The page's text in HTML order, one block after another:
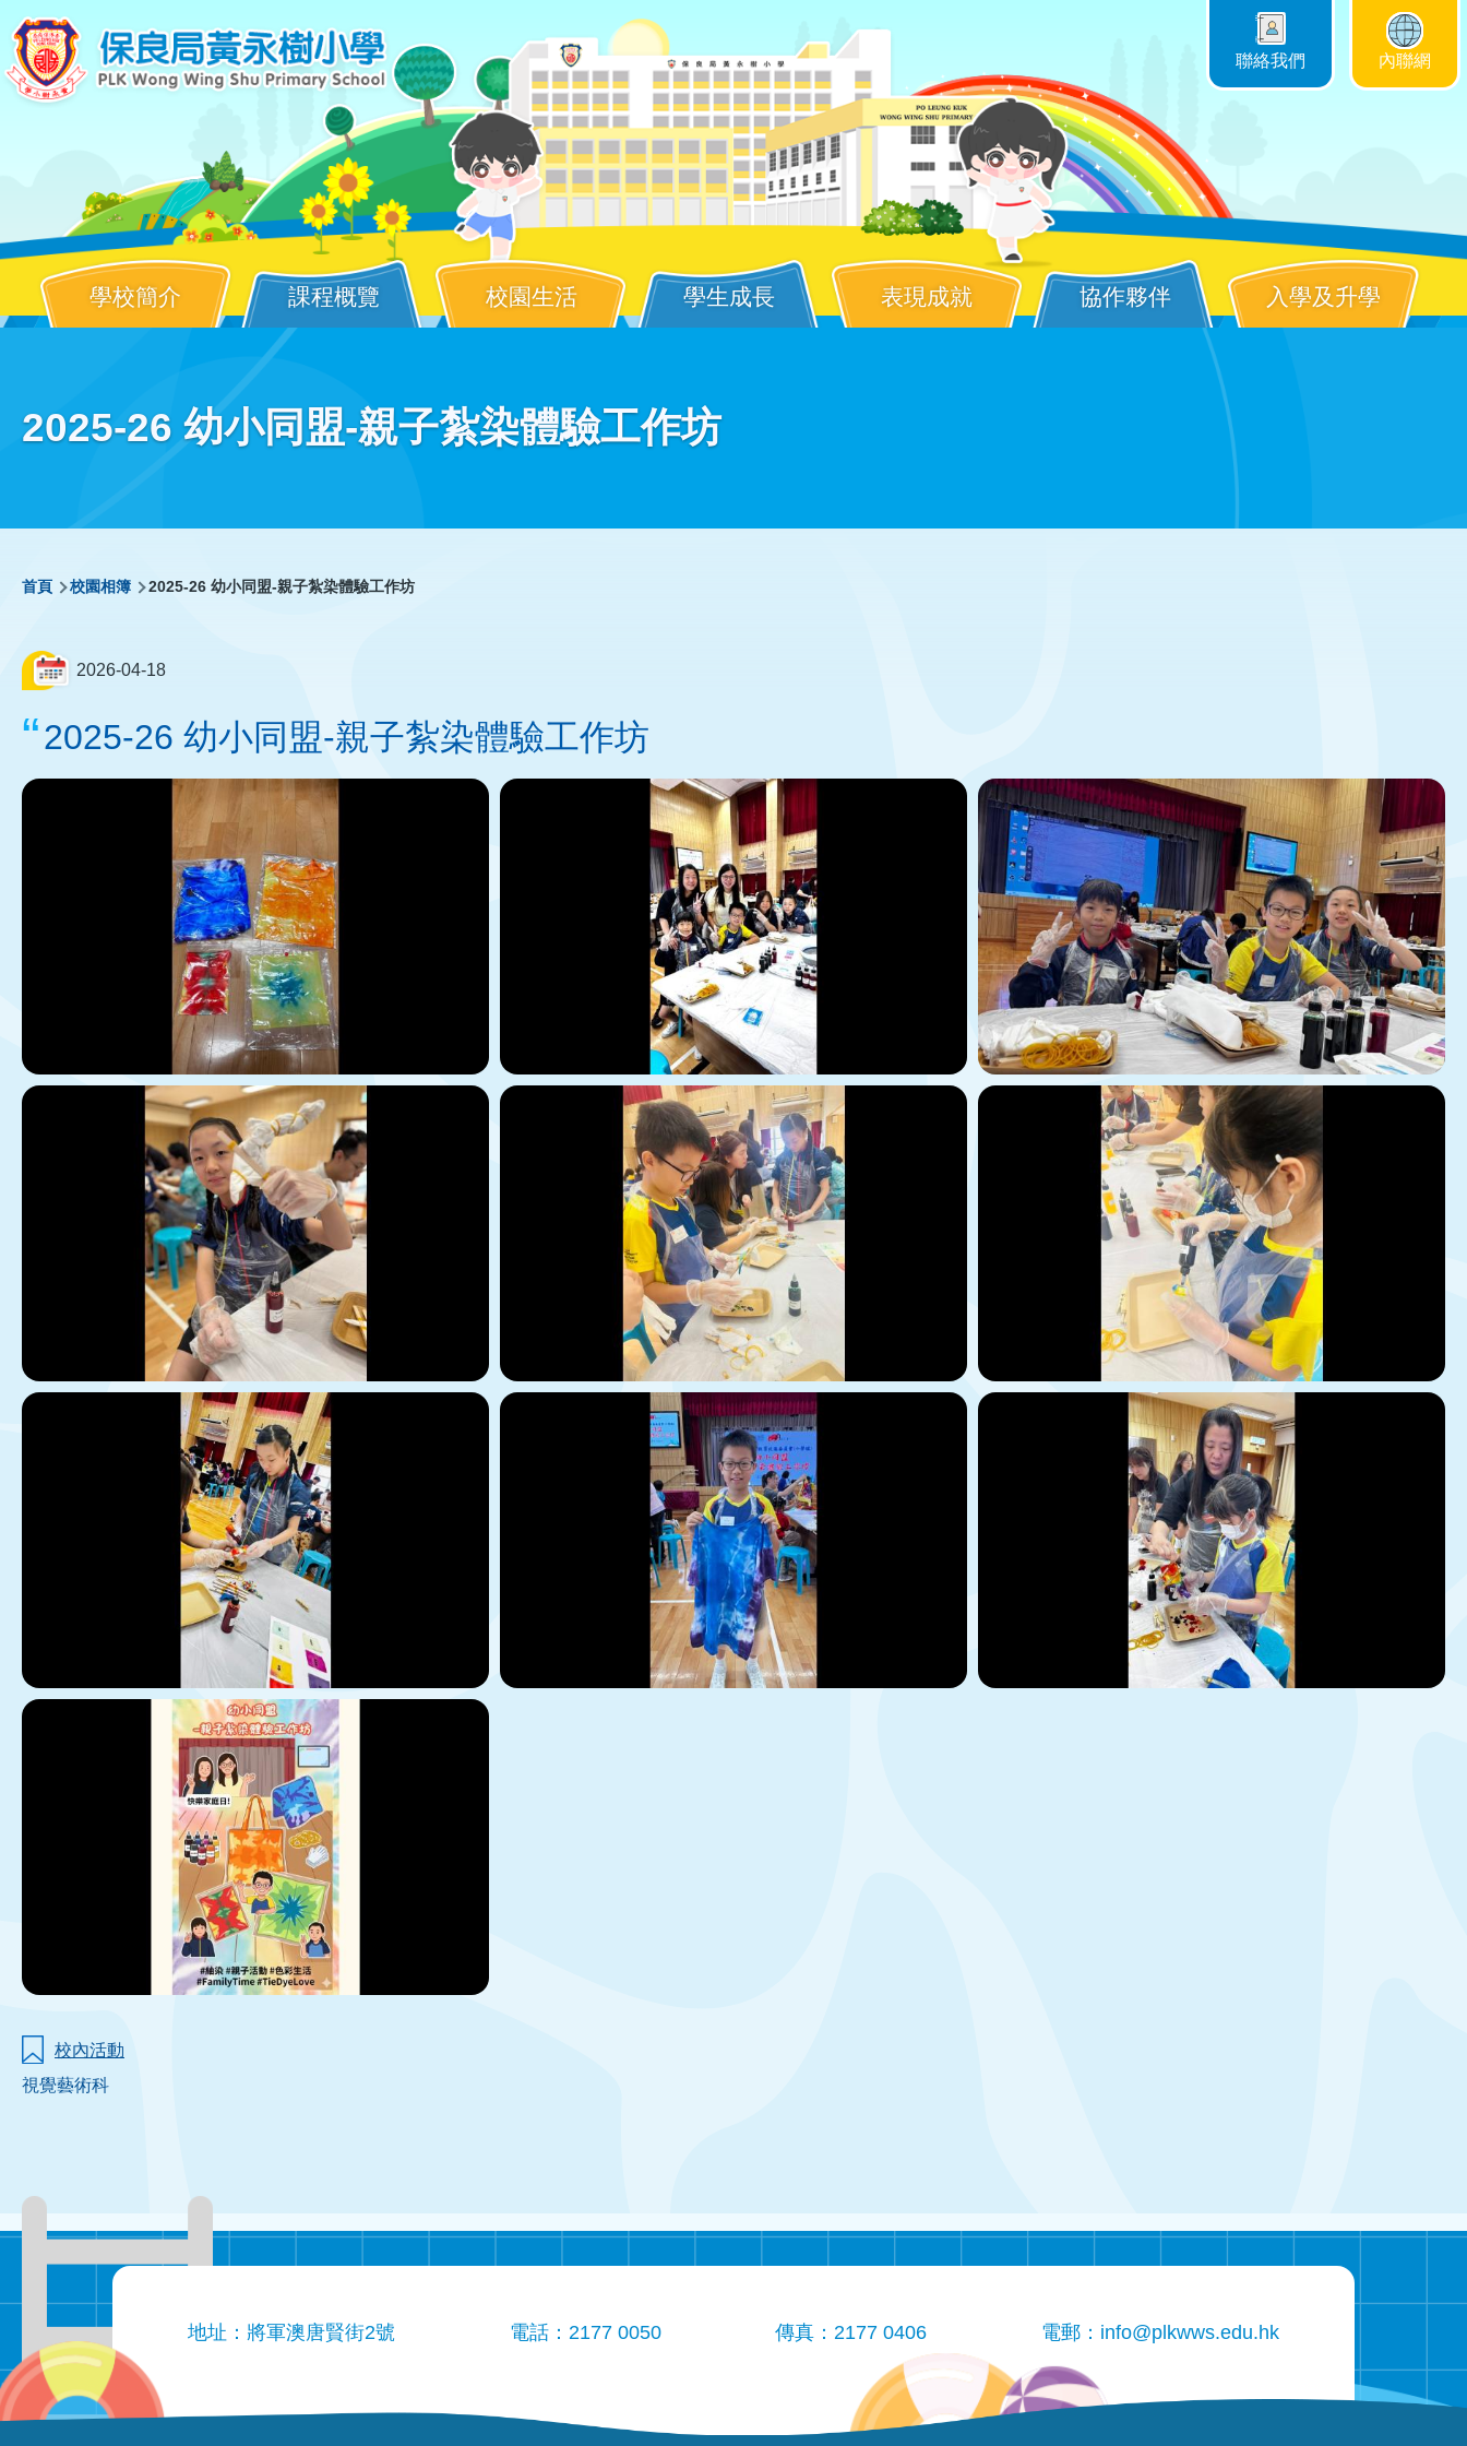
移至主內容
聯絡我們 內聯網
navigation
學校簡介 課程概覽 校園生活 學生成長 表現成就 協作夥伴 入學及升學
2025-26 幼小同盟-親子紮染體驗工作坊
導
航
連
結
首頁 校園相簿 2025-26 幼小同盟-親子紮染體驗工作坊
2026-04-18
2025-26 幼小同盟-親子紮染體驗工作坊
校內活動
視覺藝術科
地址：將軍澳唐賢街2號 電話：2177 0050 傳真：2177 0406 電郵： info@plkwws.edu.hk